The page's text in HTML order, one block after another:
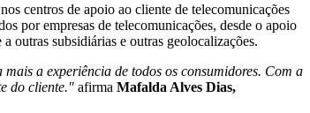
centros de apoio ao cliente de telecomunicações
por empresas de telecomunicações, desde o apoio
outras subsidiárias e outras geolocalizações.
a experiência de todos os consumidores. Com a
do cliente." afirma Mafalda Alves Dias,